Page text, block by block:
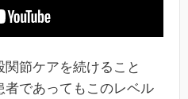
節ケアを続けること
者であってもこのレベル